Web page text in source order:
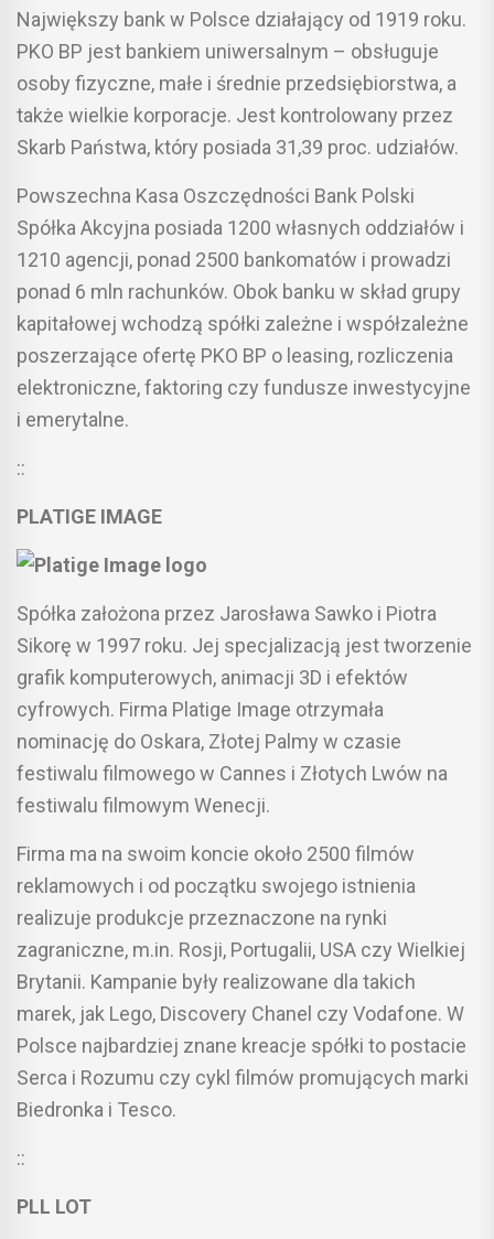
Największy bank w Polsce działający od 1919 roku.
PKO BP jest bankiem uniwersalnym – obsługuje
osoby fizyczne, małe i średnie przedsiębiorstwa, a
także wielkie korporacje. Jest kontrolowany przez
Skarb Państwa, który posiada 31,39 proc. udziałów.
Powszechna Kasa Oszczędności Bank Polski
Spółka Akcyjna posiada 1200 własnych oddziałów i
1210 agencji, ponad 2500 bankomatów i prowadzi
ponad 6 mln rachunków. Obok banku w skład grupy
kapitałowej wchodzą spółki zależne i współzależne
poszerzające ofertę PKO BP o leasing, rozliczenia
elektroniczne, faktoring czy fundusze inwestycyjne
i emerytalne.
::
PLATIGE IMAGE
Spółka założona przez Jarosława Sawko i Piotra
Sikorę w 1997 roku. Jej specjalizacją jest tworzenie
grafik komputerowych, animacji 3D i efektów
cyfrowych. Firma Platige Image otrzymała
nominację do Oskara, Złotej Palmy w czasie
festiwalu filmowego w Cannes i Złotych Lwów na
festiwalu filmowym Wenecji.
Firma ma na swoim koncie około 2500 filmów
reklamowych i od początku swojego istnienia
realizuje produkcje przeznaczone na rynki
zagraniczne, m.in. Rosji, Portugalii, USA czy Wielkiej
Brytanii. Kampanie były realizowane dla takich
marek, jak Lego, Discovery Chanel czy Vodafone. W
Polsce najbardziej znane kreacje spółki to postacie
Serca i Rozumu czy cykl filmów promujących marki
Biedronka i Tesco.
::
PLL LOT